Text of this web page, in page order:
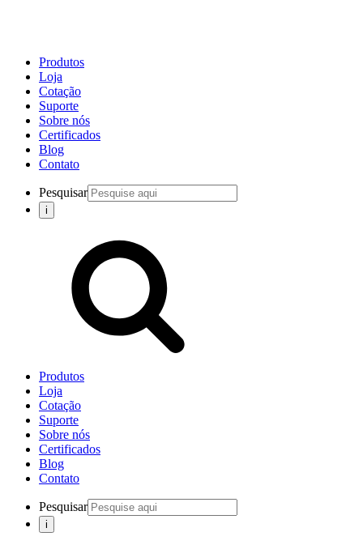
Produtos
Loja
Cotação
Suporte
Sobre nós
Certificados
Blog
Contato
Pesquisar
Produtos
Loja
Cotação
Suporte
Sobre nós
Certificados
Blog
Contato
Pesquisar